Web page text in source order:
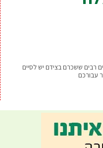
ששכרם בצידם יש לסיים
עבורכם